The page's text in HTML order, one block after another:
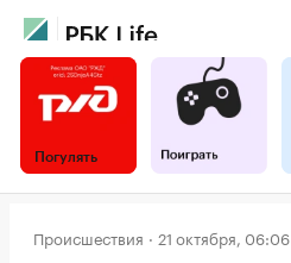
Погулять
Происшествия 21 октября, 06:06